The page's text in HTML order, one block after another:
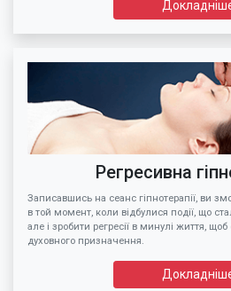
Регресивна
Записавшись на сеанс гіпнотерапії, ви
в той момент, коли відбулися події, що
але і зробити регресії в минулі життя,
духовного призначення.